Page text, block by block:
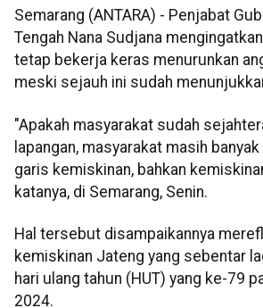
Semarang (ANTARA) - Penjabat
Tengah Nana Sudjana
tetap bekerja keras menurunkan
meski sejauh ini sudah
"Apakah masyarakat sudah
lapangan, masyarakat masih
garis kemiskinan, bahkan
katanya, di Semarang, Senin.
Hal tersebut disampaikannya
kemiskinan Jateng yang sebentar
hari ulang tahun (HUT) yang ke-79
2024.